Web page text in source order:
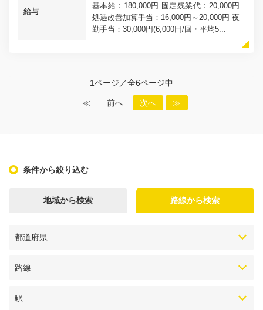
給与
基本給：180,000円 固定残業代：20,000円
処遇改善加算手当：16,000円～20,000円 夜
勤手当：30,000円(6,000円/回・平均5...
1ページ／全6ページ中
≪ 前へ 次へ ≫
条件から絞り込む
地域から検索 路線から検索
都道府県
路線
駅